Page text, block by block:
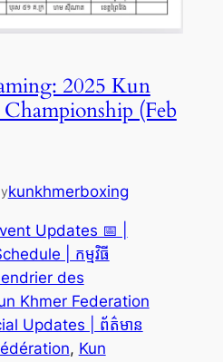
2025 Kun
(Feb
kunkhmerboxing
Updates 📅 |
| កម្មវិធី
des
Khmer Federation
Updates | ព័ត៌មាន
, Kun